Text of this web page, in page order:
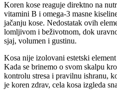
Koren kose reaguje direktno na
vitamini B i omega-3 masne
jačanju kose. Nedostatak ovih
lomljivom i beživotnom, dok
sjaj, volumen i gustinu.
Kosa nije izolovani estetski
Kada se brinemo o svom skalpu
kontrolu stresa i pravilnu ishranu,
je koren zdrav, cela kosa izgleda